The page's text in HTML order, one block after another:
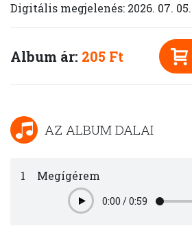
Digitális megjelenés: 2026. 07. 05.
Album ár: 205 Ft
AZ ALBUM DALAI
1 Megígérem
Play0:00 /0:59